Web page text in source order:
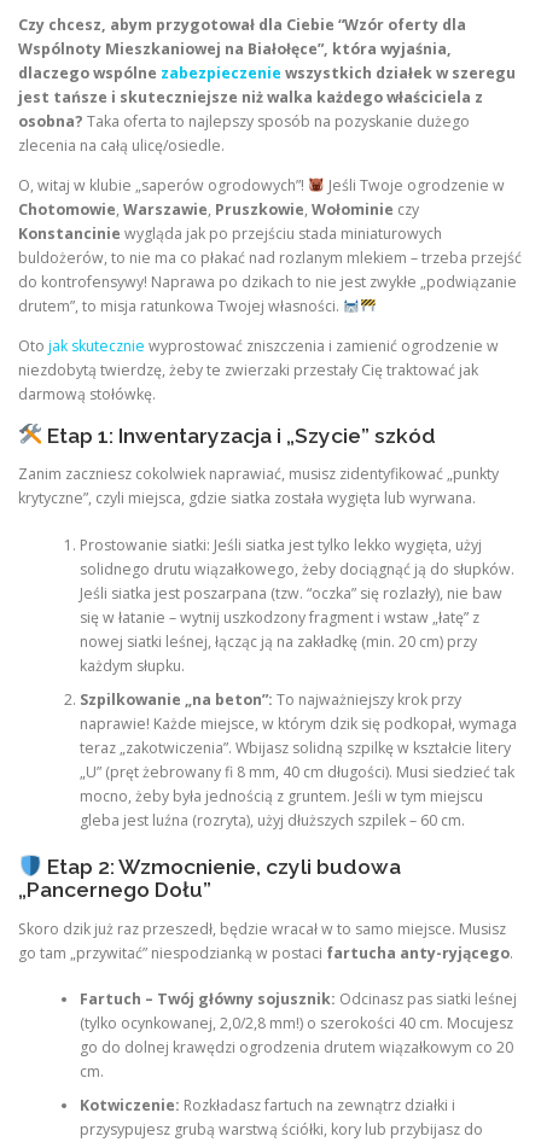
Czy chcesz, abym przygotował dla Ciebie “Wzór oferty dla
Wspólnoty Mieszkaniowej na Białołęce”, która wyjaśnia,
dlaczego wspólne zabezpieczenie wszystkich działek w szeregu
jest tańsze i skuteczniejsze niż walka każdego właściciela z
osobna? Taka oferta to najlepszy sposób na pozyskanie dużego
zlecenia na całą ulicę/osiedle.
O, witaj w klubie „saperów ogrodowych”!
Jeśli Twoje ogrodzenie w
Chotomowie, Warszawie, Pruszkowie, Wołominie czy
Konstancinie wygląda jak po przejściu stada miniaturowych
buldożerów, to nie ma co płakać nad rozlanym mlekiem – trzeba przejść
do kontrofensywy! Naprawa po dzikach to nie jest zwykłe „podwiązanie
drutem”, to misja ratunkowa Twojej własności.
Oto jak skutecznie wyprostować zniszczenia i zamienić ogrodzenie w
niezdobytą twierdzę, żeby te zwierzaki przestały Cię traktować jak
darmową stołówkę.
Etap 1: Inwentaryzacja i „Szycie” szkód
Zanim zaczniesz cokolwiek naprawiać, musisz zidentyfikować „punkty
krytyczne”, czyli miejsca, gdzie siatka została wygięta lub wyrwana.
Prostowanie siatki: Jeśli siatka jest tylko lekko wygięta, użyj
solidnego drutu wiązałkowego, żeby dociągnąć ją do słupków.
Jeśli siatka jest poszarpana (tzw. “oczka” się rozlazły), nie baw
się w łatanie – wytnij uszkodzony fragment i wstaw „łatę” z
nowej siatki leśnej, łącząc ją na zakładkę (min. 20 cm) przy
każdym słupku.
Szpilkowanie „na beton”: To najważniejszy krok przy
naprawie! Każde miejsce, w którym dzik się podkopał, wymaga
teraz „zakotwiczenia”. Wbijasz solidną szpilkę w kształcie litery
„U” (pręt żebrowany fi 8 mm, 40 cm długości). Musi siedzieć tak
mocno, żeby była jednością z gruntem. Jeśli w tym miejscu
gleba jest luźna (rozryta), użyj dłuższych szpilek – 60 cm.
Etap 2: Wzmocnienie, czyli budowa
„Pancernego Dołu”
Skoro dzik już raz przeszedł, będzie wracał w to samo miejsce. Musisz
go tam „przywitać” niespodzianką w postaci fartucha anty-ryjącego.
Fartuch – Twój główny sojusznik: Odcinasz pas siatki leśnej
(tylko ocynkowanej, 2,0/2,8 mm!) o szerokości 40 cm. Mocujesz
go do dolnej krawędzi ogrodzenia drutem wiązałkowym co 20
cm.
Kotwiczenie: Rozkładasz fartuch na zewnątrz działki i
przysypujesz grubą warstwą ściółki, kory lub przybijasz do